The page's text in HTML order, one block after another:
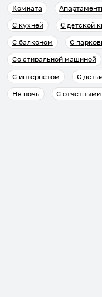
Комната
С кухней
С детской
С балконом
С
Со стиральной машиной
С интернетом
С
На ночь
С